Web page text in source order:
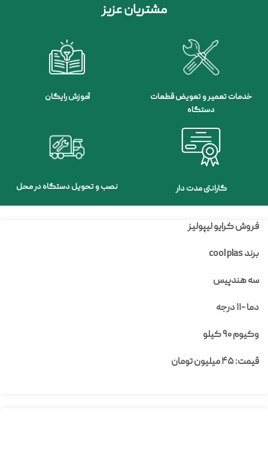
مشتریان عزیز
خدمات تعمیر و تعویض قطعات
دستگاه
آموزش رایگان
گارانتی مدت دار نصب و تحویل دستگاه در محل
فروش کرایو لیپولیز
برند cool plas
سه هندپیس
دما -۱۱ درجه
وکیوم ۹۰ کیلو
قیمت: ۴۵ میلیون تومان